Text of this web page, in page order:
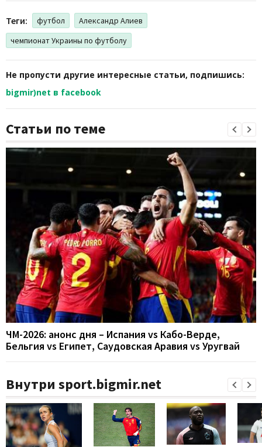
Теги: футбол
Александр Алиев
чемпионат Украины по футболу
Не пропусти другие интересные статьи, подпишись:
bigmir)net в facebook
Статьи по теме
ЧМ-2026: анонс дня – Испания vs Кабо-Верде,
Бельгия vs Египет, Саудовская Аравия vs Уругвай
Внутри sport.bigmir.net